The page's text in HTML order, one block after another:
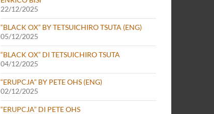
22/12/2025
“BLACK OX” BY TETSUICHIRO TSUTA (ENG)
05/12/2025
“BLACK OX” DI TETSUICHIRO TSUTA
04/12/2025
“ERUPCJA” BY PETE OHS (ENG)
02/12/2025
“ERUPCJA” DI PETE OHS